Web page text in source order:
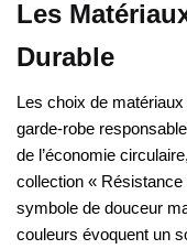
Les
Durable
Les choix de
garde-robe
de l’économie
collection «
symbole de douceur
couleurs évoquent un